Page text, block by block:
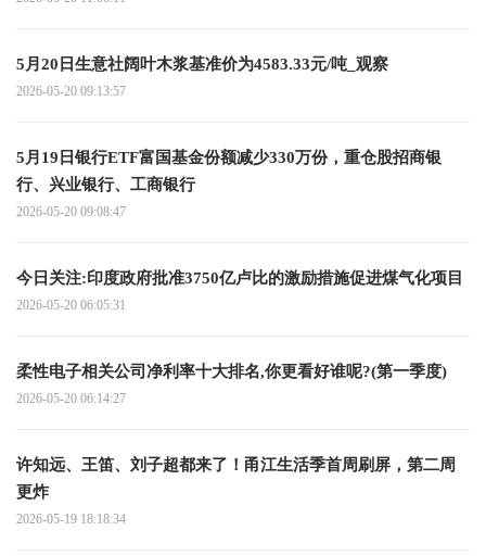
5月20日生意社阔叶木浆基准价为4583.33元/吨_观察
2026-05-20 09:13:57
5月19日银行ETF富国基金份额减少330万份，重仓股招商银
行、兴业银行、工商银行
2026-05-20 09:08:47
今日关注:印度政府批准3750亿卢比的激励措施促进煤气化项目
2026-05-20 06:05:31
柔性电子相关公司净利率十大排名,你更看好谁呢?(第一季度)
2026-05-20 06:14:27
许知远、王笛、刘子超都来了！甬江生活季首周刷屏，第二周
更炸
2026-05-19 18:18:34